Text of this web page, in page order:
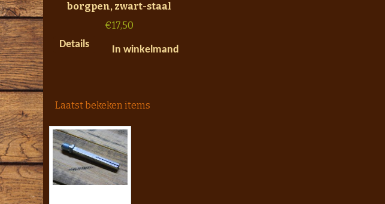
borgpen, zwart-staal
€17,50
Details
In winkelmand
Laatst bekeken items